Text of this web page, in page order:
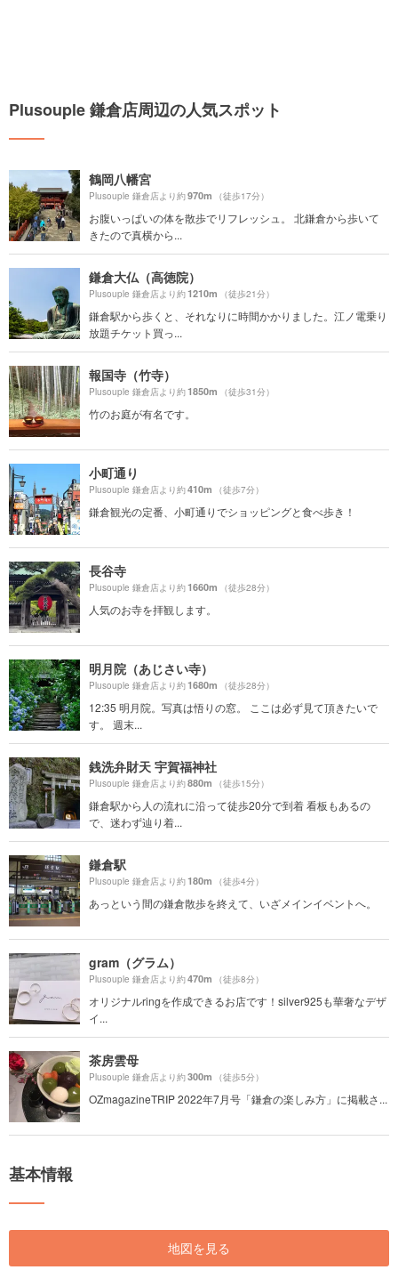
Plusouple 鎌倉店周辺の人気スポット
鶴岡八幡宮
Plusouple 鎌倉店より約970m （徒歩17分）
お腹いっぱいの体を散歩でリフレッシュ。 北鎌倉から歩いて
きたので真横から...
鎌倉大仏（高徳院）
Plusouple 鎌倉店より約1210m （徒歩21分）
鎌倉駅から歩くと、それなりに時間かかりました。江ノ電乗り
放題チケット買っ...
報国寺（竹寺）
Plusouple 鎌倉店より約1850m （徒歩31分）
竹のお庭が有名です。
小町通り
Plusouple 鎌倉店より約410m （徒歩7分）
鎌倉観光の定番、小町通りでショッピングと食べ歩き！
長谷寺
Plusouple 鎌倉店より約1660m （徒歩28分）
人気のお寺を拝観します。
明月院（あじさい寺）
Plusouple 鎌倉店より約1680m （徒歩28分）
12:35 明月院。写真は悟りの窓。 ここは必ず見て頂きたいで
す。 週末...
銭洗弁財天 宇賀福神社
Plusouple 鎌倉店より約880m （徒歩15分）
鎌倉駅から人の流れに沿って徒歩20分で到着 看板もあるの
で、迷わず辿り着...
鎌倉駅
Plusouple 鎌倉店より約180m （徒歩4分）
あっという間の鎌倉散歩を終えて、いざメインイベントへ。
gram（グラム）
Plusouple 鎌倉店より約470m （徒歩8分）
オリジナルringを作成できるお店です！silver925も華奢なデザ
イ...
茶房雲母
Plusouple 鎌倉店より約300m （徒歩5分）
OZmagazineTRIP 2022年7月号「鎌倉の楽しみ方」に掲載さ...
基本情報
地図を見る